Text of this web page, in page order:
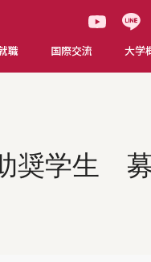
職 国際交流 大学
奨学生